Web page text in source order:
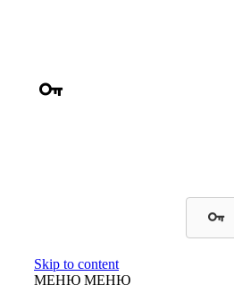
Skip to content
МЕНЮ МЕНЮ